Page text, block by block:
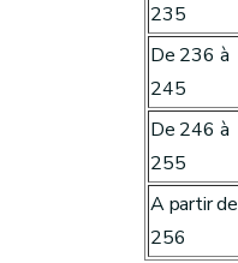
235
De 236 à
245
De 246 à
255
A partir de
256